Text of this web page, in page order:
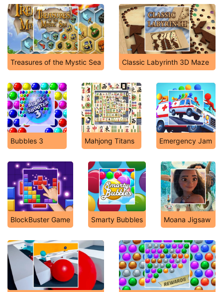
Treasures of the Mystic Sea Classic Labyrinth 3D Maze
Bubbles 3 Mahjong Titans Emergency Jam
BlockBuster Game Smarty Bubbles Moana Jigsaw